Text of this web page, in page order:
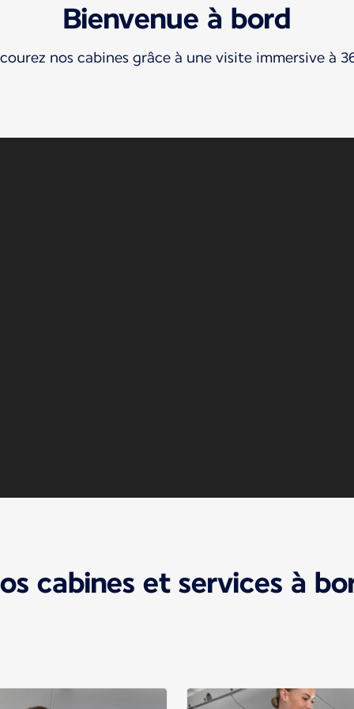
Bienvenue à bord
nos cabines grâce à une visite immersive à
cabines et services à